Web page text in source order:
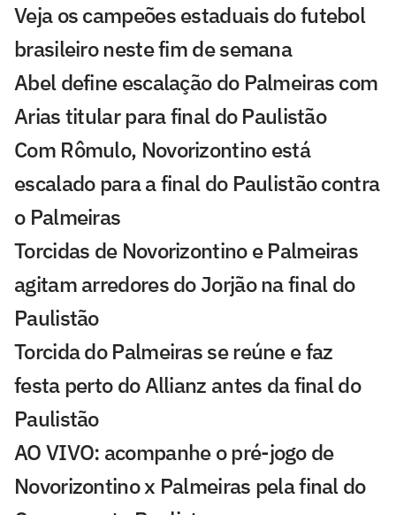
Veja os campeões estaduais do futebol
brasileiro neste fim de semana
Abel define escalação do Palmeiras com
Arias titular para final do Paulistão
Com Rômulo, Novorizontino está
escalado para a final do Paulistão contra
o Palmeiras
Torcidas de Novorizontino e Palmeiras
agitam arredores do Jorjão na final do
Paulistão
Torcida do Palmeiras se reúne e faz
festa perto do Allianz antes da final do
Paulistão
AO VIVO: acompanhe o pré-jogo de
Novorizontino x Palmeiras pela final do